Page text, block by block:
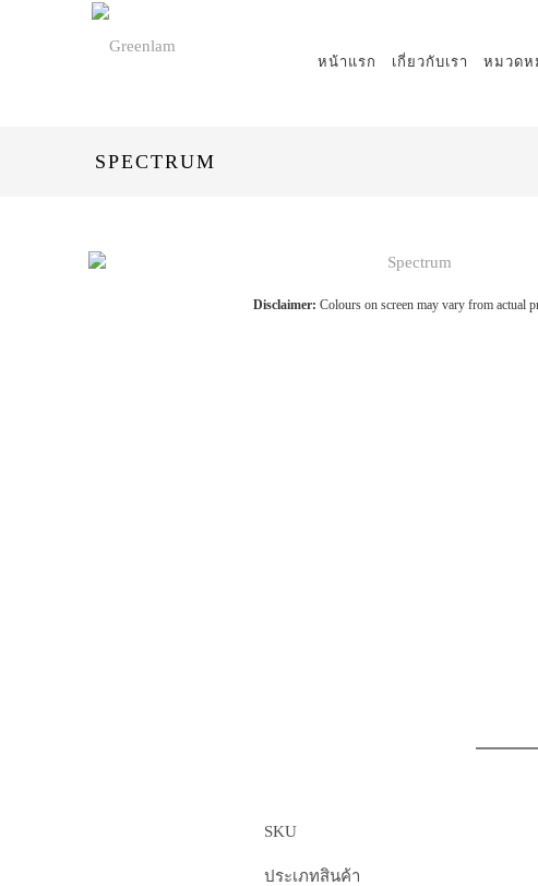
หน้าแรก เกี่ยวกับเรา หมวดห
SPECTRUM
Disclaimer: Colours on screen may vary from actual
SKU
ประเภทสินค้า